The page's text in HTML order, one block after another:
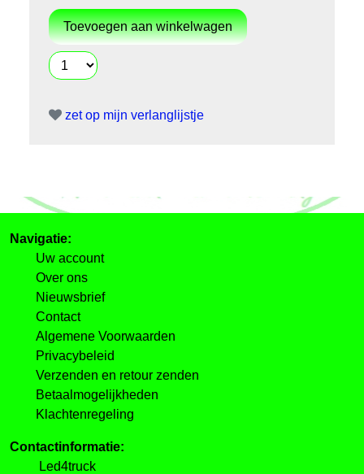
zet op mijn verlanglijstje
Navigatie:
Uw account
Over ons
Nieuwsbrief
Contact
Algemene Voorwaarden
Privacybeleid
Verzenden en retour zenden
Betaalmogelijkheden
Klachtenregeling
Contactinformatie:
Led4truck